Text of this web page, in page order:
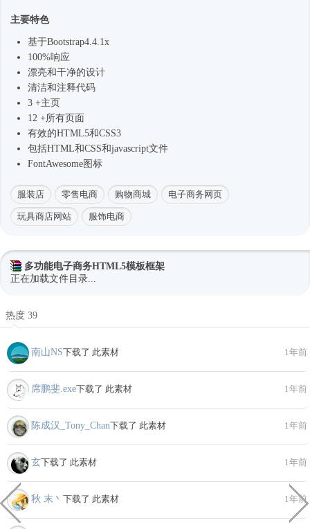
主要特色
基于Bootstrap4 .4.1x
100%响应
漂亮和干净的设计
清洁和注释代码
3 +主页
12 +所有页面
有效的HTML5和CSS3
包括HTML和CSS和javascript文件
FontAwesome图标
服装店 零售电商 购物商城 电子商务网页
玩具商店网站 服饰电商
多功能电子商务HTML5模板框架
正在加载文件目录...
热度 39
南山NS下载了 此素材 1年前
席鹏斐.exe下载了 此素材 1年前
陈成汉_Tony_Chan下载了 此素材 1年前
玄下载了 此素材 1年前
秋 末丶 下载了 此素材 1年前